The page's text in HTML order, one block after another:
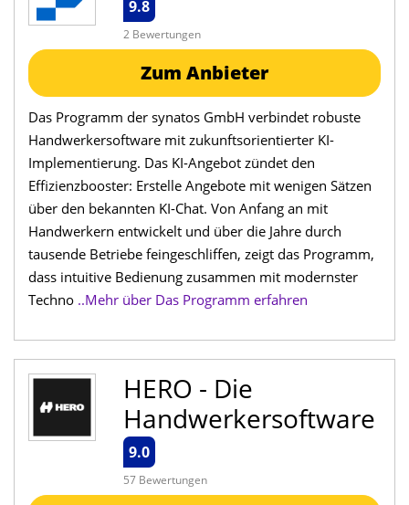
9.8
2 Bewertungen
Zum Anbieter
Das Programm der synatos GmbH verbindet robuste
Handwerkersoftware mit zukunftsorientierter KI-
Implementierung. Das KI-Angebot zündet den
Effizienzbooster: Erstelle Angebote mit wenigen Sätzen
über den bekannten KI-Chat. Von Anfang an mit
Handwerkern entwickelt und über die Jahre durch
tausende Betriebe feingeschliffen, zeigt das Programm,
dass intuitive Bedienung zusammen mit modernster
Techno ..Mehr über Das Programm erfahren
HERO - Die
Handwerkersoftware
9.0
57 Bewertungen